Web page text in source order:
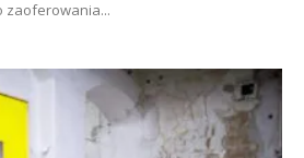
zaoferowania...